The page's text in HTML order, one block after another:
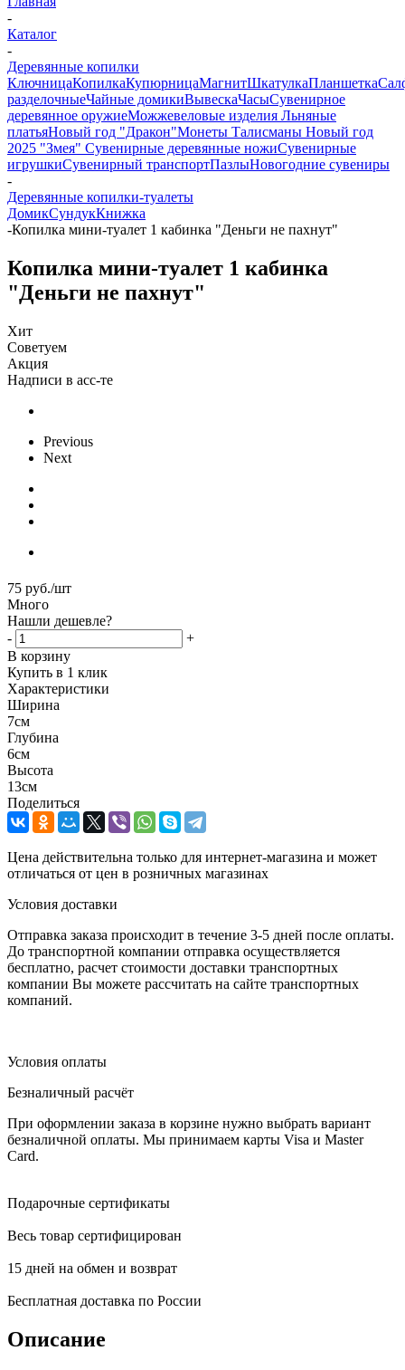
-
Каталог
-
Деревянные копилки
КлючницаКопилкаКупюрницаМагнитШкатулкаПланшетка
разделочныеЧайные домикиВывескаЧасыСувенирное
деревянное оружиеМожжевеловые изделия Льняные
платьяНовый год "Дракон"Монеты Талисманы Новый год
2025 "Змея" Сувенирные деревянные ножиСувенирные
игрушкиСувенирный транспортПазлыНовогодние сувениры
-
Деревянные копилки-туалеты
ДомикСундукКнижка
-Копилка мини-туалет 1 кабинка "Деньги не пахнут"
Копилка мини-туалет 1 кабинка
"Деньги не пахнут"
Хит
Советуем
Акция
Надписи в асс-те
Previous
Next
75 руб./шт
Много
Нашли дешевле?
-
+
В корзину
Купить в 1 клик
Характеристики
Ширина
7см
Глубина
6см
Высота
13см
Поделиться
Цена действительна только для интернет-магазина и может
отличаться от цен в розничных магазинах
Условия доставки
Отправка заказа происходит в течение 3-5 дней после оплаты.
До транспортной компании отправка осуществляется
бесплатно, расчет стоимости доставки транспортных
компании Вы можете рассчитать на сайте транспортных
компаний.
Условия оплаты
Безналичный расчёт
При оформлении заказа в корзине нужно выбрать вариант
безналичной оплаты. Мы принимаем карты Visa и Master
Card.
Подарочные сертификаты
Весь товар сертифицирован
15 дней на обмен и возврат
Бесплатная доставка по России
Описание